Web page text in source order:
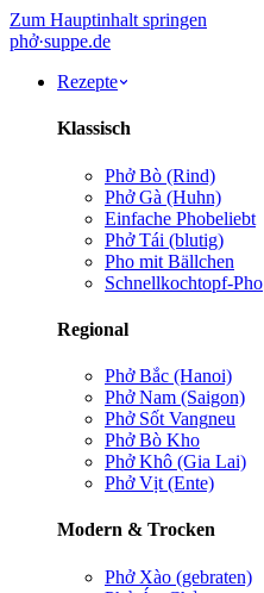
Zum Hauptinhalt springen
phở·suppe.de
Rezepte
Klassisch
Phở Bò (Rind)
Phở Gà (Huhn)
Einfache Phobeliebt
Phở Tái (blutig)
Pho mit Bällchen
Schnellkochtopf-Pho
Regional
Phở Bắc (Hanoi)
Phở Nam (Saigon)
Phở Sốt Vangneu
Phở Bò Kho
Phở Khô (Gia Lai)
Phở Vịt (Ente)
Modern & Trocken
Phở Xào (gebraten)